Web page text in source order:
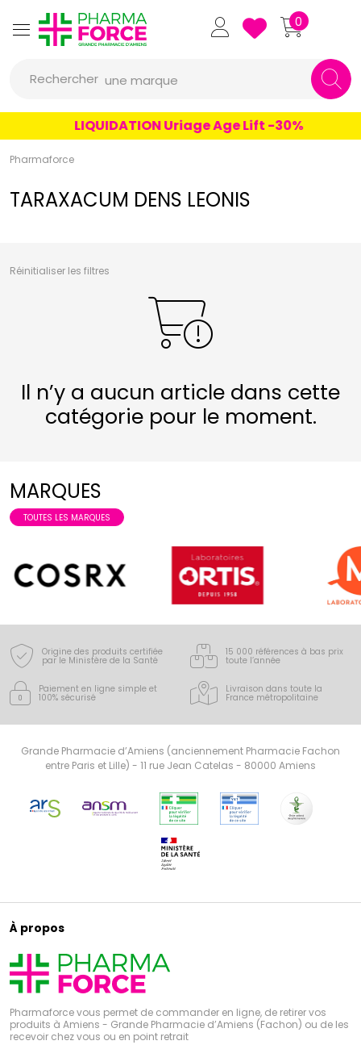
Pharmaforce Grande Pharmacie
0
Rechercher
un conseil
un produit
une marque
LIQUIDATION Uriage Age Lift -30%
Pharmaforce
TARAXACUM DENS LEONIS
Réinitialiser les filtres
Il n’y a aucun article dans cette
catégorie pour le moment.
MARQUES
TOUTES LES MARQUES
Origine des produits certifiée
par le Ministère de la Santé
15 000 références à bas prix
toute l’année
Paiement en ligne simple et
100% sécurisé
Livraison dans toute la
France métropolitaine
Grande Pharmacie d’Amiens (anciennement Pharmacie Fachon
entre Paris et Lille) - 11 rue Jean Catelas - 80000 Amiens
À propos
Pharmaforce vous permet de commander en ligne, de retirer vos
produits à Amiens - Grande Pharmacie d’Amiens (Fachon) ou de les
recevoir chez vous ou en point retrait